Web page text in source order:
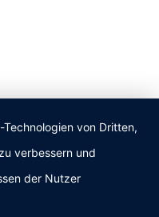
von Dritten,
verbessern und
der Nutzer